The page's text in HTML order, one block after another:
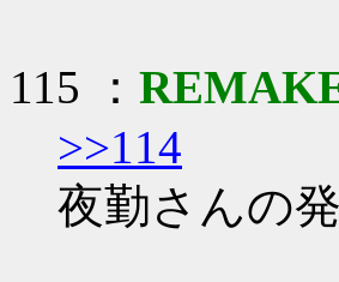
115 ：
>>114
夜勤さんの